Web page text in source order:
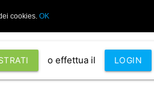
cookies. OK
o effettua il LOGIN